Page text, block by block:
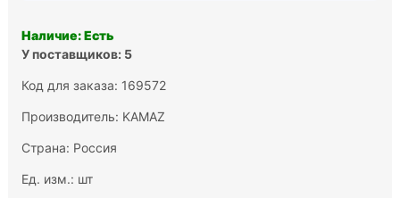
Наличие: Есть
У поставщиков: 5
Код для заказа: 169572
Производитель: KAMAZ
Страна: Россия
Ед. изм.: шт